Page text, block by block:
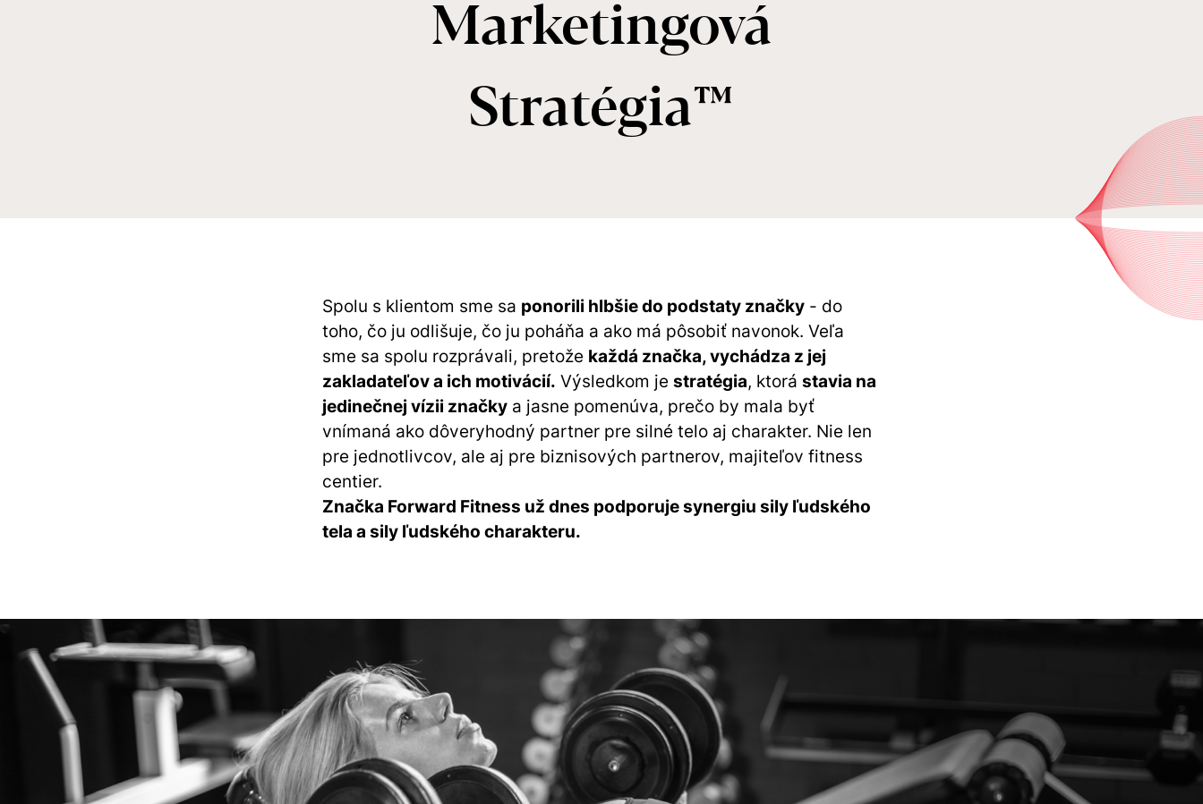
Marketingová
Stratégia™
Spolu s klientom sme sa ponorili hlbšie do podstaty značky - do
toho, čo ju odlišuje, čo ju poháňa a ako má pôsobiť navonok. Veľa
sme sa spolu rozprávali, pretože každá značka, vychádza z jej
zakladateľov a ich motivácií. Výsledkom je stratégia, ktorá stavia na
jedinečnej vízii značky a jasne pomenúva, prečo by mala byť
vnímaná ako dôveryhodný partner pre silné telo aj charakter. Nie len
pre jednotlivcov, ale aj pre biznisových partnerov, majiteľov fitness
centier.
Značka Forward Fitness už dnes podporuje synergiu sily ľudského
tela a sily ľudského charakteru.